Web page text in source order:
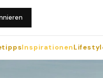
Inspirationen